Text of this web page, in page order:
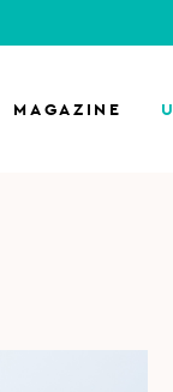
MAGAZINE